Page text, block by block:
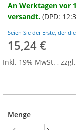
springen
An Werktagen vor
versandt. (DPD:
Seien Sie der Erste, der
15,24 €
Inkl. 19% MwSt. , zzgl.
Menge